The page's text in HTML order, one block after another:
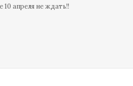
10 апреля не ждать!!